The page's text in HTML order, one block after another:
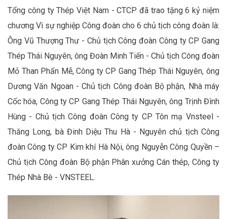
Tổng công ty Thép Việt Nam - CTCP đã trao tặng 6 kỷ niệm
chương Vì sự nghiệp Công đoàn cho 6 chủ tịch công đoàn là:
Ông Vũ Thượng Thư - Chủ tịch Công đoàn Công ty CP Gang
Thép Thái Nguyên, ông Đoàn Minh Tiến - Chủ tịch Công đoàn
Mỏ Than Phấn Mễ, Công ty CP Gang Thép Thái Nguyên, ông
Dương Văn Ngoan - Chủ tịch Công đoàn Bộ phận, Nhà máy
Cốc hóa, Công ty CP Gang Thép Thái Nguyên, ông Trịnh Đình
Hùng - Chủ tịch Công đoàn Công ty CP Tôn mạ Vnsteel -
Thăng Long, bà Đinh Diệu Thu Hà - Nguyên chủ tịch Công
đoàn Công ty CP Kim khí Hà Nội, ông Nguyễn Công Quyền –
Chủ tịch Công đoàn Bộ phận Phân xưởng Cán thép, Công ty
Thép Nhà Bè - VNSTEEL.